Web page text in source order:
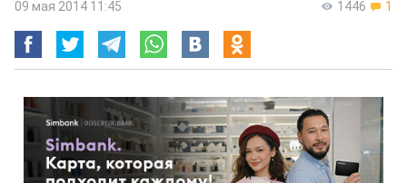
1446 1
09 мая 2014 11:45